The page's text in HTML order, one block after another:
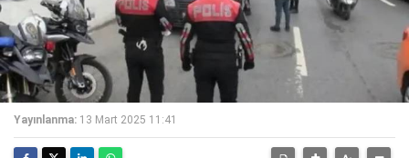
Yayınlanma: 13 Mart 2025 11:41